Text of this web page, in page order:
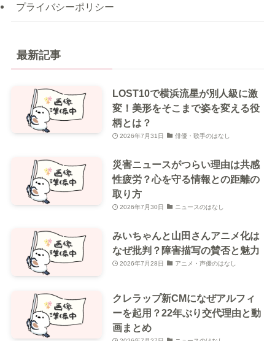
プライバシーポリシー
最新記事
LOST10で横浜流星が別人級に激
変！美形をそこまで姿を変える役
柄とは？
2026年7月31日 俳優・歌手のはなし
災害ニュースがつらい理由は共感
性疲労？心を守る情報との距離の
取り方
2026年7月30日 ニュースのはなし
みいちゃんと山田さんアニメ化は
なぜ批判？障害描写の賛否と魅力
2026年7月28日 アニメ・声優のはなし
クレラップ新CMになぜアルフィ
ーを起用？22年ぶり交代理由と動
画まとめ